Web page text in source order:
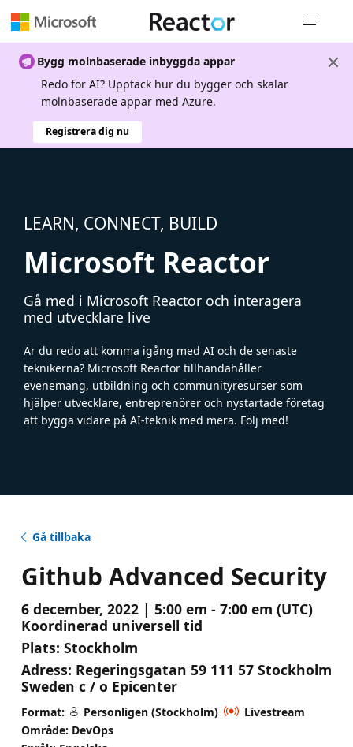
Bygg molnbaserade inbyggda appar
Redo för AI? Upptäck hur du bygger och skalar
molnbaserade appar med Azure.
Registrera dig nu
LEARN, CONNECT, BUILD
Microsoft Reactor
Gå med i Microsoft Reactor och interagera
med utvecklare live
Är du redo att komma igång med AI och de senaste
teknikerna? Microsoft Reactor tillhandahåller
evenemang, utbildning och communityresurser som
hjälper utvecklare, entreprenörer och nystartade företag
att bygga vidare på AI-teknik med mera. Följ med!
Gå tillbaka
Github Advanced Security
6 december, 2022 | 5:00 em - 7:00 em (UTC)
Koordinerad universell tid
Plats: Stockholm
Adress: Regeringsgatan 59 111 57 Stockholm
Sweden c / o Epicenter
Format: Personligen (Stockholm)
Livestream
Område: DevOps